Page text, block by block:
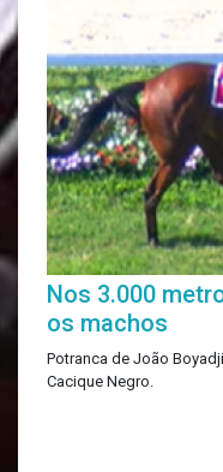
Nos 3.000
os machos
Potranca de João
Cacique Negro.